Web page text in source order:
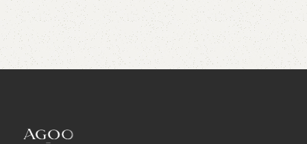
Read More